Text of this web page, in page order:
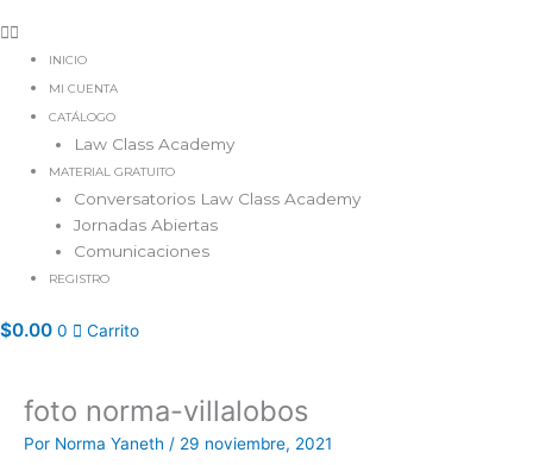
INICIO
MI CUENTA
CATÁLOGO
Law Class Academy
MATERIAL GRATUITO
Conversatorios Law Class Academy
Jornadas Abiertas
Comunicaciones
REGISTRO
$0.00 0 Carrito
foto norma-villalobos
Por Norma Yaneth / 29 noviembre, 2021